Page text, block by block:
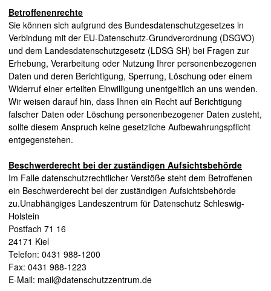
Betroffenenrechte
Sie können sich aufgrund des Bundesdatenschutzgesetzes in
Verbindung mit der EU-Datenschutz-Grundverordnung (DSGVO)
und dem Landesdatenschutzgesetz (LDSG SH) bei Fragen zur
Erhebung, Verarbeitung oder Nutzung Ihrer personenbezogenen
Daten und deren Berichtigung, Sperrung, Löschung oder einem
Widerruf einer erteilten Einwilligung unentgeltlich an uns wenden.
Wir weisen darauf hin, dass Ihnen ein Recht auf Berichtigung
falscher Daten oder Löschung personenbezogener Daten zusteht,
sollte diesem Anspruch keine gesetzliche Aufbewahrungspflicht
entgegenstehen.
Beschwerderecht bei der zuständigen Aufsichtsbehörde
Im Falle datenschutzrechtlicher Verstöße steht dem Betroffenen
ein Beschwerderecht bei der zuständigen Aufsichtsbehörde
zu.Unabhängiges Landeszentrum für Datenschutz Schleswig-
Holstein
Postfach 71 16
24171 Kiel
Telefon: 0431 988-1200
Fax: 0431 988-1223
E-Mail: mail@datenschutzzentrum.de